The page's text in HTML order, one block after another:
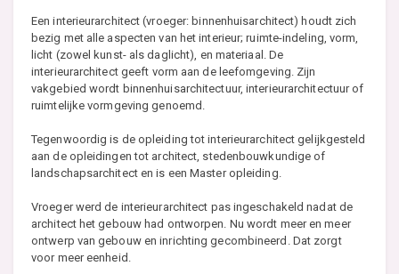
Een interieurarchitect (vroeger: binnenhuisarchitect) houdt zich
bezig met alle aspecten van het interieur; ruimte-indeling, vorm,
licht (zowel kunst- als daglicht), en materiaal. De
interieurarchitect geeft vorm aan de leefomgeving. Zijn
vakgebied wordt binnenhuisarchitectuur, interieurarchitectuur of
ruimtelijke vormgeving genoemd.
Tegenwoordig is de opleiding tot interieurarchitect gelijkgesteld
aan de opleidingen tot architect, stedenbouwkundige of
landschapsarchitect en is een Master opleiding.
Vroeger werd de interieurarchitect pas ingeschakeld nadat de
architect het gebouw had ontworpen. Nu wordt meer en meer
ontwerp van gebouw en inrichting gecombineerd. Dat zorgt
voor meer eenheid.